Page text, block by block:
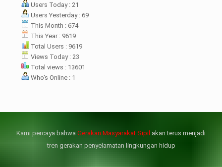
Users Today : 21
Users Yesterday : 69
This Month : 674
This Year : 9619
Total Users : 9619
Views Today : 23
Total views : 13601
Who's Online : 1
masyarakat dua desa
bukan merupakan
pertama ke
ATR/ BPN. Warga
kunjungan kali ini membuat
ATR/BPN
penyelesaian
agraria di desa mereka.
壯陽藥台灣購物
情感來說不管是ED患者自己還
生活肯定都是非常不滿意的，
而鋼, 因此只要了解避免了以上禁
症，現有的臨床經驗來看，在醫
犀利士壯陽藥線上購買
康、動脈血管健康，使心臟動泵
，從而引起器質性勃起功能障
（陽痿）。犀利士的副作用類
，所以亦會加重犀利士副作用症
Kami percaya bahwa Gerakan Masyarakat Sipil akan terus menjadi
tren gerakan penyelamatan lingkungan hidup